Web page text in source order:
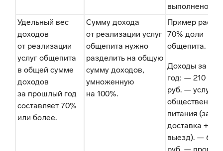
выполнено.
Удельный вес
доходов
от реализации
услуг общепита
в общей сумме
доходов
за прошлый год
составляет 70%
или более.
Сумму дохода
от реализации услуг
общепита нужно
разделить на общую
сумму доходов,
умноженную
на 100%.
Пример
70% доли
общепита.
Доходы за
год: — 210 млн
руб. — услуги
питания (зал +
доставка +
выезд). — 60